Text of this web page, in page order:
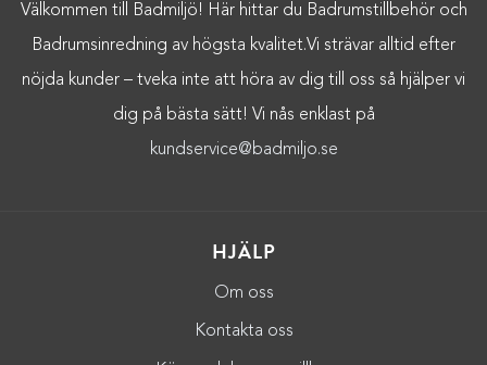
Välkommen till Badmiljö! Här hittar du Badrumstillbehör och
Badrumsinredning av högsta kvalitet.Vi strävar alltid efter
nöjda kunder – tveka inte att höra av dig till oss så hjälper vi
dig på bästa sätt! Vi nås enklast på
kundservice@badmiljo.se
HJÄLP
Om oss
Kontakta oss